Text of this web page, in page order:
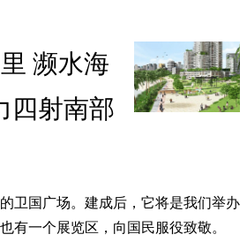
濒水海
四射南部
卫国广场。建成后，它将是我们举办
有一个展览区，向国民服役致敬。